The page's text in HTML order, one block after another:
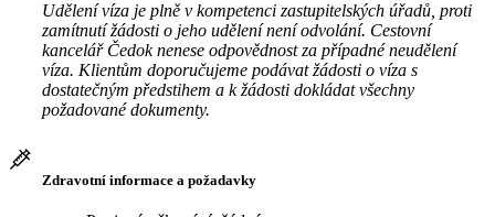
Udělení víza je plně v kompetenci zastupitelských úřadů, proti
zamítnutí žádosti o jeho udělení není odvolání. Cestovní
kancelář Čedok nenese odpovědnost za případné neudělení
víza. Klientům doporučujeme podávat žádosti o víza s
dostatečným předstihem a k žádosti dokládat všechny
požadované dokumenty.
Zdravotní informace a požadavky